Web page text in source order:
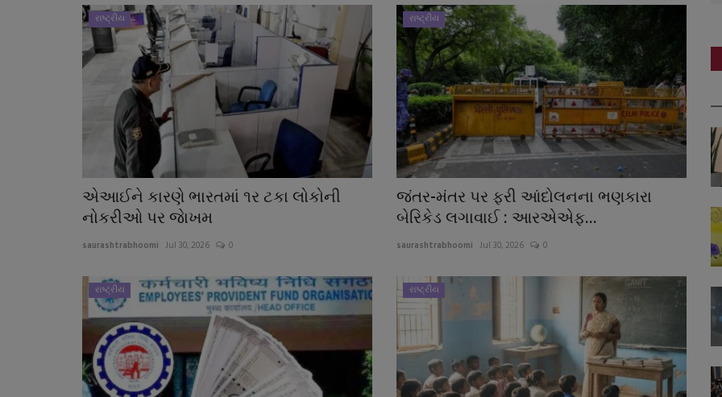
રાષ્ટ્રીય
એઆઈને કારણે ભારતમાં ૧ર ટકા લોકોની
નોકરીઓ પર જાેખમ
saurashtrabhoomi Jul 30, 2026 0
રાષ્ટ્રીય
જંતર-મંતર પર ફરી આંદોલનના ભણકારા
બેરિકેડ લગાવાઈ : આરએએફ...
saurashtrabhoomi Jul 30, 2026 0
રાષ્ટ્રીય રાષ્ટ્રીય